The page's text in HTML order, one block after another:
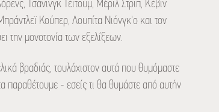
Τσάνινγκ Τέιτουμ, Μέριλ Στριπ, Κέβιν
Κούπερ, Λουπίτα Νιόνγκ'ο και τον
την μονοτονία των εξελίξεων.
βραδιάς, τουλάχιστον αυτά που θυμόμαστε
παραθέτουμε - εσείς τι θα θυμάστε από αυτήν